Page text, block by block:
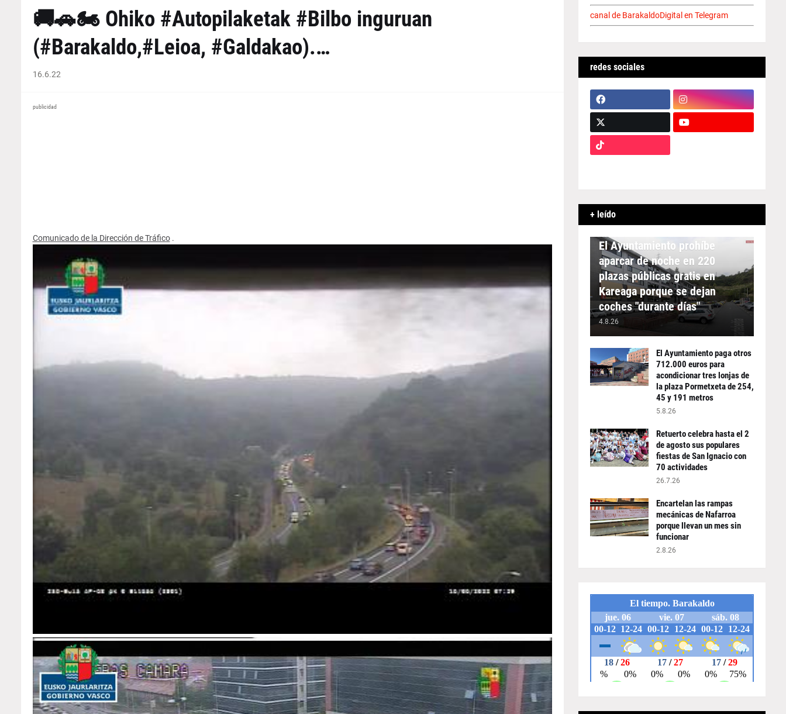
🚚🚗🏍️ Ohiko #Autopilaketak #Bilbo inguruan
(#Barakaldo,#Leioa, #Galdakao).…
16.6.22
publicidad
Comunicado de la Dirección de Tráfico .
canal de BarakaldoDigital en Telegram
redes sociales
+ leído
APARCAMIENTO
El Ayuntamiento prohíbe
aparcar de noche en 220
plazas públicas gratis en
Kareaga porque se dejan
coches "durante días"
4.8.26
El Ayuntamiento paga otros
712.000 euros para
acondicionar tres lonjas de
la plaza Pormetxeta de 254,
45 y 191 metros
5.8.26
Retuerto celebra hasta el 2
de agosto sus populares
fiestas de San Ignacio con
70 actividades
26.7.26
Encartelan las rampas
mecánicas de Nafarroa
porque llevan un mes sin
funcionar
2.8.26